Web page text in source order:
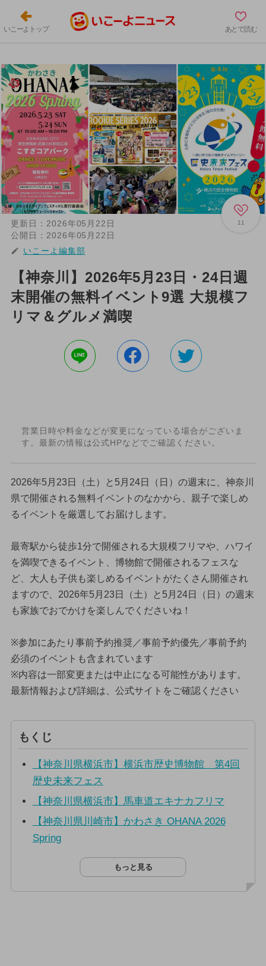
いこーよトップ あとで読む
11
更新日： 2026年05月22日
公開日： 2026年05月22日
いこーよ編集部
【神奈川】2026年5月23日・24日週
末開催の無料イベント9選 大規模フ
リマ＆グルメ満喫
営業日時や料金などが変更になっている場合がございま
す。最新の情報は公式HPなどでご確認ください。
2026年5月23日（土）と5月24日（日）の週末に、神奈川
県で開催される無料イベントのなかから、親子で楽しめ
るイベントを厳選してお届けします。
最寄駅から徒歩1分で開催される大規模フリマや、ハワイ
を満喫できるイベント、博物館で開催されるフェスな
ど、大人も子供も楽しめるイベントがたくさん開催され
ますので、2026年5月23日（土）と5月24日（日）の週末
も家族でおでかけを楽しんでくださいね！
※参加にあたり事前予約推奨／事前予約優先／事前予約
必須のイベントも含まれています
※内容は一部変更または中止になる可能性があります。
最新情報および詳細は、公式サイトをご確認ください
もくじ
【神奈川県横浜市】横浜市歴史博物館 第4回
歴史未来フェス
【神奈川県横浜市】馬車道エキナカフリマ
【神奈川県川崎市】かわさき OHANA 2026
Spring
もっと見る